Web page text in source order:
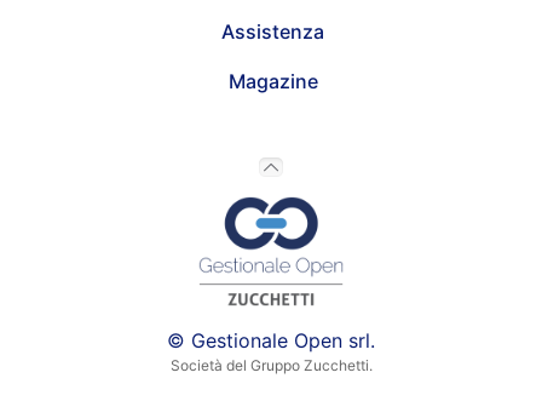
Assistenza
Magazine
© Gestionale Open srl.
Società del Gruppo Zucchetti.